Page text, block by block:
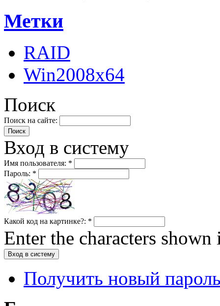
Метки
RAID
Win2008x64
Поиск
Поиск на сайте:
Вход в систему
Имя пользователя: *
Пароль: *
Какой код на картинке?: *
Enter the characters shown
Получить новый